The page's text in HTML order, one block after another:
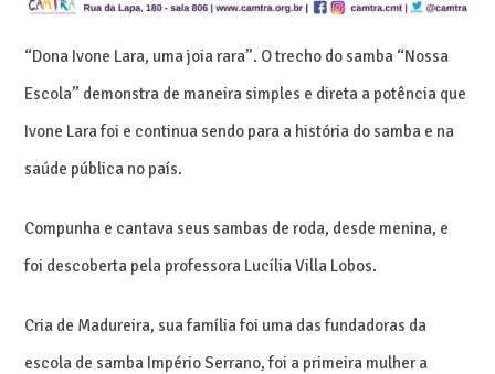
“Dona Ivone Lara, uma joia rara”. O trecho do samba “Nossa
Escola” demonstra de maneira simples e direta a potência que
Ivone Lara foi e continua sendo para a história do samba e na
saúde pública no país.
Compunha e cantava seus sambas de roda, desde menina, e
foi descoberta pela professora Lucília Villa Lobos.
Cria de Madureira, sua família foi uma das fundadoras da
escola de samba Império Serrano, foi a primeira mulher a